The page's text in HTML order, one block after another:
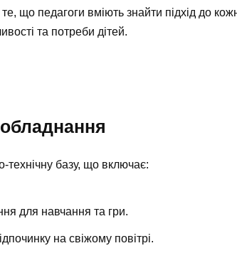
що педагоги вміють знайти підхід до
та потреби дітей.
технічну базу, що включає:
для навчання та гри.
на свіжому повітрі.